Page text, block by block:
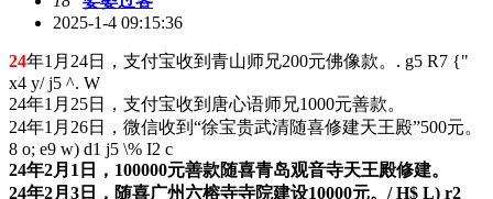
2025-1-4 09:15:36
24年1月24日，支付宝收到青山师兄200元佛像款。 . g5 R7 {"
x4 y/ j5 ^. W
24年1月25日，支付宝收到唐心语师兄1000元善款。
24年1月26日，微信收到“徐宝贵武清随喜修建天王殿”500元。
8 o; e9 w) d1 j5 \% I2 c
24年2月1日，100000元善款随喜青岛观音寺天王殿修建。
24年2月3日，随喜广州六榕寺寺院建设10000元。 / H$ L) r2